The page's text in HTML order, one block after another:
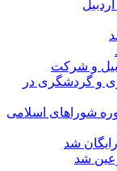
و شرکت
و گردشگری در
شوراهای اسلامی
شد
شد